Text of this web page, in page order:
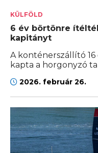
KÜLFÖLD
6 év börtönre
kapitányt
A konténerszállító 16
kapta a horgonyzó
2026. február 26.